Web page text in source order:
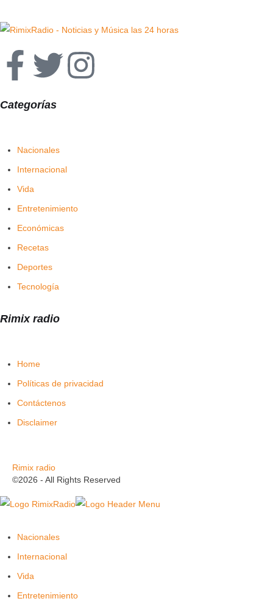
Rimix radio
Home
Políticas de privacidad
Contáctenos
Disclaimer
Categorías
Nacionales
Internacional
Vida
Entretenimiento
Económicas
Recetas
Deportes
Tecnología
Rimix radio
©2026 - All Rights Reserved
Nacionales
Internacional
Vida
Entretenimiento